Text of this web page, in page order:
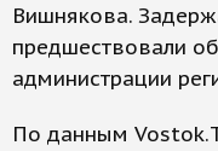
Вишнякова.
предшествовали
администрации
По данным